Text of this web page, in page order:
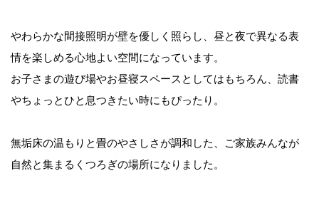
やわらかな間接照明が壁を優しく照らし、昼と夜で異なる表
情を楽しめる心地よい空間になっています。
お子さまの遊び場やお昼寝スペースとしてはもちろん、読書
やちょっとひと息つきたい時にもぴったり。
無垢床の温もりと畳のやさしさが調和した、ご家族みんなが
自然と集まるくつろぎの場所になりました。